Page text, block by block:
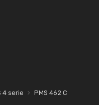
4 serie PMS 462 C